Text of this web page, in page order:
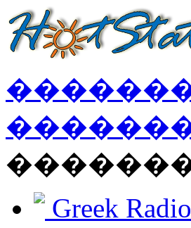
Greek Radio